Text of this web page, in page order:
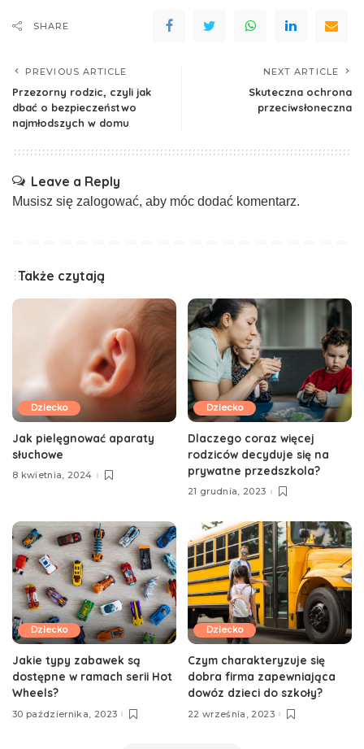
SHARE
PREVIOUS ARTICLE
Przezorny rodzic, czyli jak
dbać o bezpieczeństwo
najmłodszych w domu
NEXT ARTICLE
Skuteczna ochrona
przeciwsłoneczna
Leave a Reply
Musisz się zalogować, aby móc dodać komentarz.
Także czytają
Dziecko
Jak pielęgnować aparaty
słuchowe
8 kwietnia, 2024
Dziecko
Dlaczego coraz więcej
rodziców decyduje się na
prywatne przedszkola?
21 grudnia, 2023
Dziecko
Jakie typy zabawek są
dostępne w ramach serii Hot
Wheels?
30 października, 2023
Dziecko
Czym charakteryzuje się
dobra firma zapewniająca
dowóz dzieci do szkoły?
22 września, 2023